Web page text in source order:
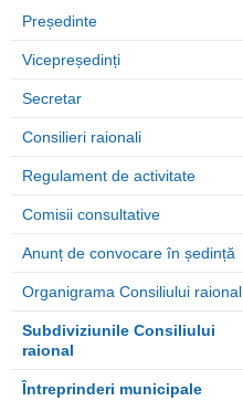
Președinte
Vicepreședinți
Secretar
Consilieri raionali
Regulament de activitate
Comisii consultative
Anunț de convocare în ședință
Organigrama Consiliului raional
Subdiviziunile Consiliului
raional
Întreprinderi municipale